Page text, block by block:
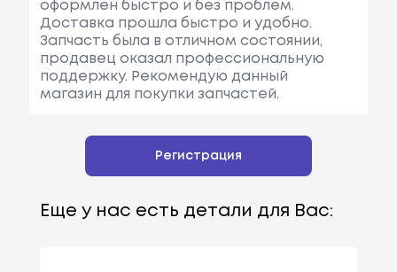
оформлен быстро и без проблем.
Доставка прошла быстро и удобно.
Запчасть была в отличном состоянии,
продавец оказал профессиональную
поддержку. Рекомендую данный
магазин для покупки запчастей.
Регистрация
Еще у нас есть детали для Вас: